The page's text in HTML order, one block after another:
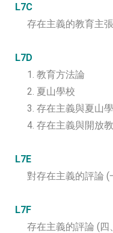
L7C
存在主義的教育主
L7D
1. 教育方法論
2. 夏山學校
3. 存在主義與夏山
4. 存在主義與開放
L7E
對存在主義的評論 (
L7F
存在主義的評論 (四